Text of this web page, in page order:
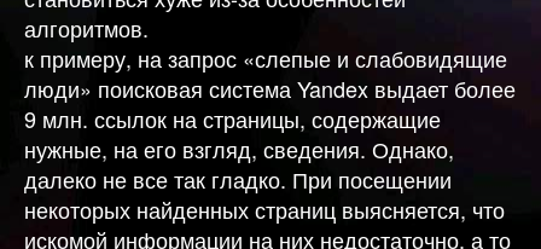
алгоритмов.
к примеру, на запрос «слепые и слабовидящие
люди» поисковая система Yandex выдает более
9 млн. ссылок на страницы, содержащие
нужные, на его взгляд, сведения. Однако,
далеко не все так гладко. При посещении
некоторых найденных страниц выясняется, что
искомой информации на них недостаточно, а то